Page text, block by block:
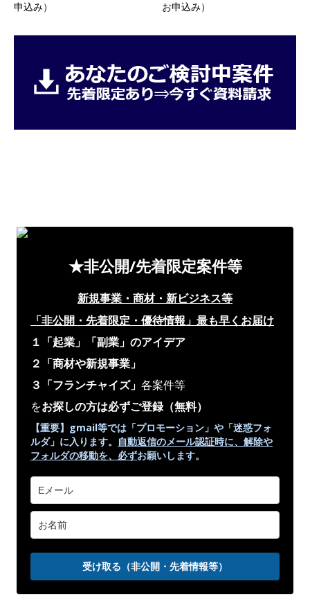
申込み）
お申込み）
★非公開/先着限定案件等
新規事業・商材・新ビジネス等
「非公開・先着限定・優待情報」 最も早くお届け
１「起業」「副業」のアイデア
２「商材や新規事業」
３「フランチャイズ」 各案件等
をお探しの方は必ずご登録（無料）
【重要】gmail等では「プロモーション」や 「迷惑フォ
ルダ」 に入ります。 自動返信のメール認証時に、解除や
フォルダの移動を、 必ずお願いします。
受け取る（非公開・先着情報等）